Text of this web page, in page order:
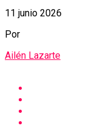
11 junio 2026
Por
Ailén Lazarte